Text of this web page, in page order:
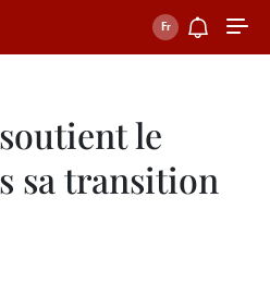
le
sa transition